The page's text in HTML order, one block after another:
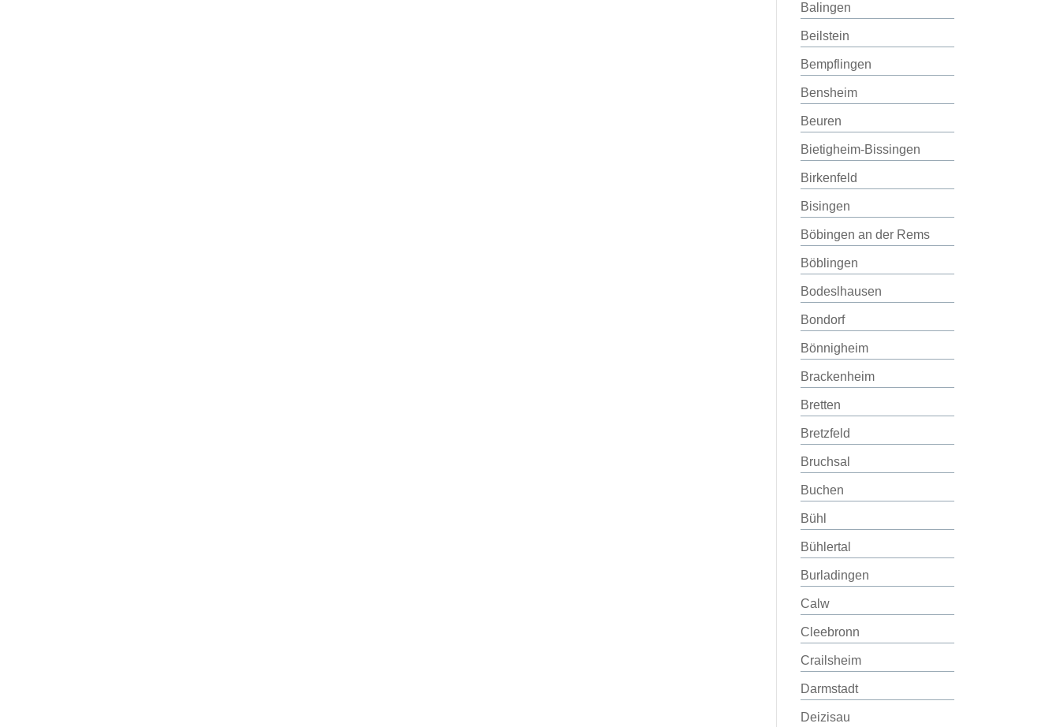
Balingen
Beilstein
Bempflingen
Bensheim
Beuren
Bietigheim-Bissingen
Birkenfeld
Bisingen
Böbingen an der Rems
Böblingen
Bodeslhausen
Bondorf
Bönnigheim
Brackenheim
Bretten
Bretzfeld
Bruchsal
Buchen
Bühl
Bühlertal
Burladingen
Calw
Cleebronn
Crailsheim
Darmstadt
Deizisau